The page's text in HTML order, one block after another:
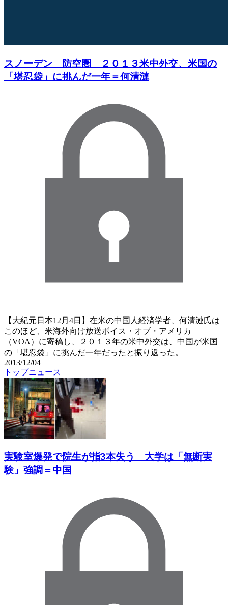
スノーデン 防空圏 ２０１３米中外交、米国の
「堪忍袋」に挑んだ一年＝何清漣
【大紀元日本12月4日】在米の中国人経済学者、何清漣氏は
このほど、米海外向け放送ボイス・オブ・アメリカ
（VOA）に寄稿し、２０１３年の米中外交は、中国が米国
の「堪忍袋」に挑んだ一年だったと振り返った。
2013/12/04
トップニュース
実験室爆発で院生が指3本失う 大学は「無断実
験」強調＝中国